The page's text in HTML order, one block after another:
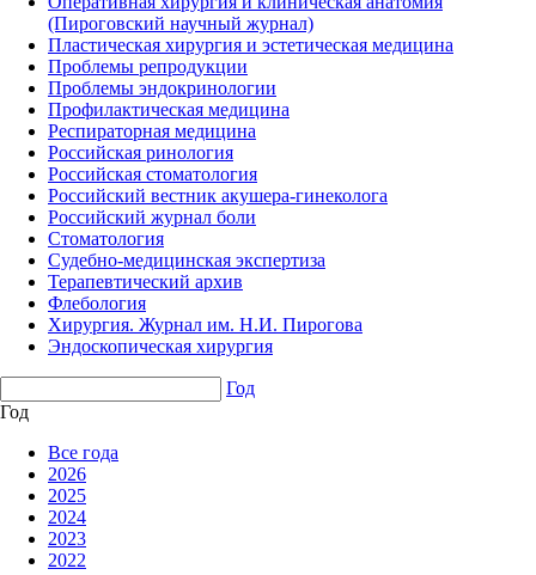
(Пироговский научный журнал)
Пластическая хирургия и эстетическая медицина
Проблемы репродукции
Проблемы эндокринологии
Профилактическая медицина
Респираторная медицина
Российская ринология
Российская стоматология
Российский вестник акушера-гинеколога
Российский журнал боли
Стоматология
Судебно-медицинская экспертиза
Терапевтический архив
Флебология
Хирургия. Журнал им. Н.И. Пирогова
Эндоскопическая хирургия
Год
Год
Все года
2026
2025
2024
2023
2022